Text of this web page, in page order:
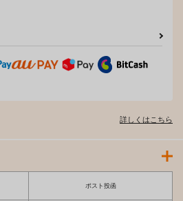
詳しくはこちら
ポスト投函